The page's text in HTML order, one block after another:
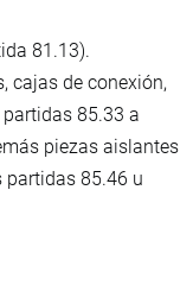
81.13).
cajas de conexión,
85.33 a
piezas aislantes
partidas 85.46 u